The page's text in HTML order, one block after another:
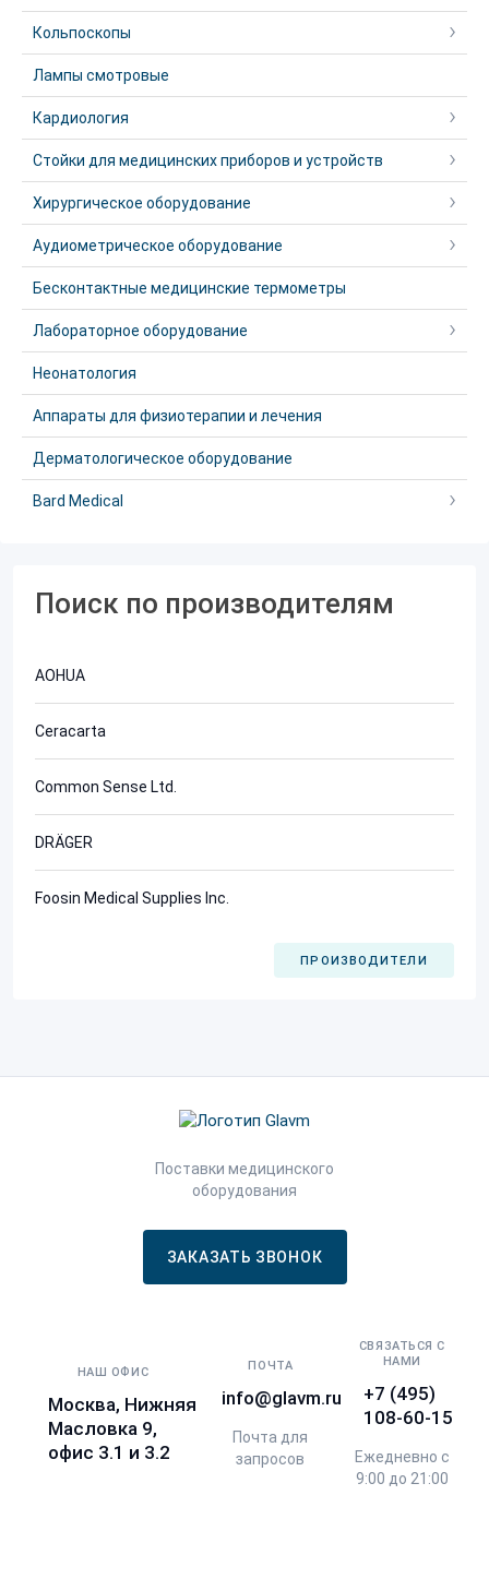
Кольпоскопы
Лампы смотровые
Кардиология
Стойки для медицинских приборов и устройств
Хирургическое оборудование
Аудиометрическое оборудование
Бесконтактные медицинские термометры
Лабораторное оборудование
Неонатология
Аппараты для физиотерапии и лечения
Дерматологическое оборудование
Bard Medical
Поиск по производителям
AOHUA
Ceracarta
Common Sense Ltd.
DRÄGER
Foosin Medical Supplies Inc.
ПРОИЗВОДИТЕЛИ
Поставки медицинского
оборудования
ЗАКАЗАТЬ ЗВОНОК
НАШ ОФИС
Москва, Нижняя
Масловка 9,
офис 3.1 и 3.2
ПОЧТА
info@glavm.ru
Почта для
запросов
СВЯЗАТЬСЯ С
НАМИ
+7 (495)
108-60-15
Ежедневно с
9:00 до 21:00